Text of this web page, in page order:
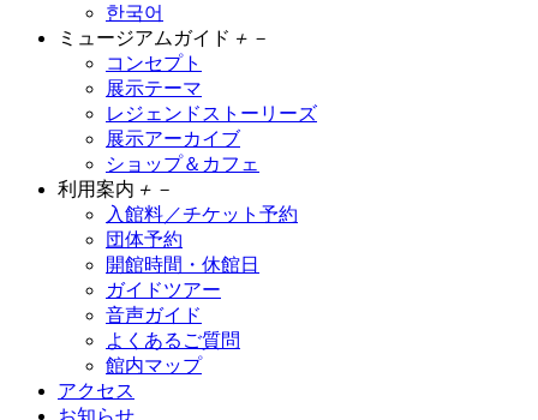
한국어
ミュージアムガイド ＋ －
コンセプト
展示テーマ
レジェンドストーリーズ
展示アーカイブ
ショップ＆カフェ
利用案内 ＋ －
入館料／チケット予約
団体予約
開館時間・休館日
ガイドツアー
音声ガイド
よくあるご質問
館内マップ
アクセス